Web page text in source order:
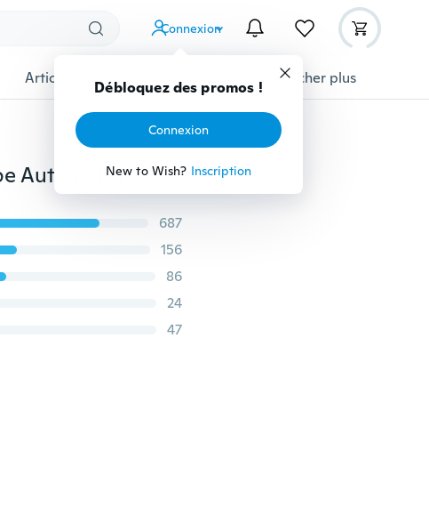
Connexion
Débloquez des promos !
Connexion
New to Wish? Inscription
Articles pour animaux domestiques Afficher plus
5 / 10Pcs T10 W5W Led Ampoule 168194 LED Lampe Automatique pour Parking Voiture Lumière Clairance Dôme Lecture Intérieur Tronc Lampe 12V 6000K Blanc
687
156
86
24
47